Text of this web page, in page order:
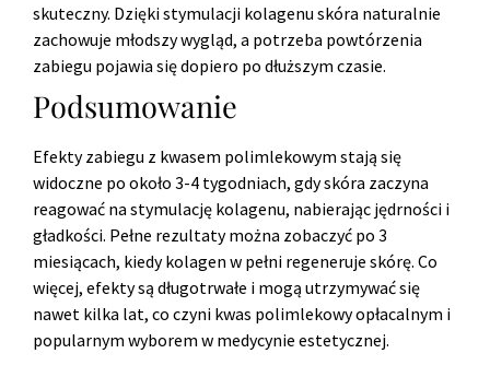
skuteczny. Dzięki stymulacji kolagenu skóra naturalnie
zachowuje młodszy wygląd, a potrzeba powtórzenia
zabiegu pojawia się dopiero po dłuższym czasie.
Podsumowanie
Efekty zabiegu z kwasem polimlekowym stają się
widoczne po około 3-4 tygodniach, gdy skóra zaczyna
reagować na stymulację kolagenu, nabierając jędrności i
gładkości. Pełne rezultaty można zobaczyć po 3
miesiącach, kiedy kolagen w pełni regeneruje skórę. Co
więcej, efekty są długotrwałe i mogą utrzymywać się
nawet kilka lat, co czyni kwas polimlekowy opłacalnym i
popularnym wyborem w medycynie estetycznej.